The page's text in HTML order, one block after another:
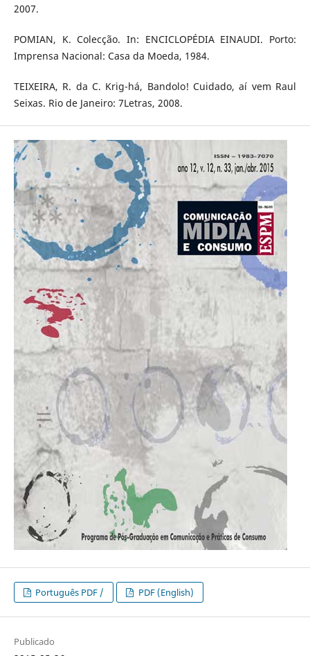
2007.
POMIAN, K. Colecção. In: ENCICLOPÉDIA EINAUDI. Porto:
Imprensa Nacional: Casa da Moeda, 1984.
TEIXEIRA, R. da C. Krig-há, Bandolo! Cuidado, aí vem Raul
Seixas. Rio de Janeiro: 7Letras, 2008.
Português PDF / PDF (English)
Publicado